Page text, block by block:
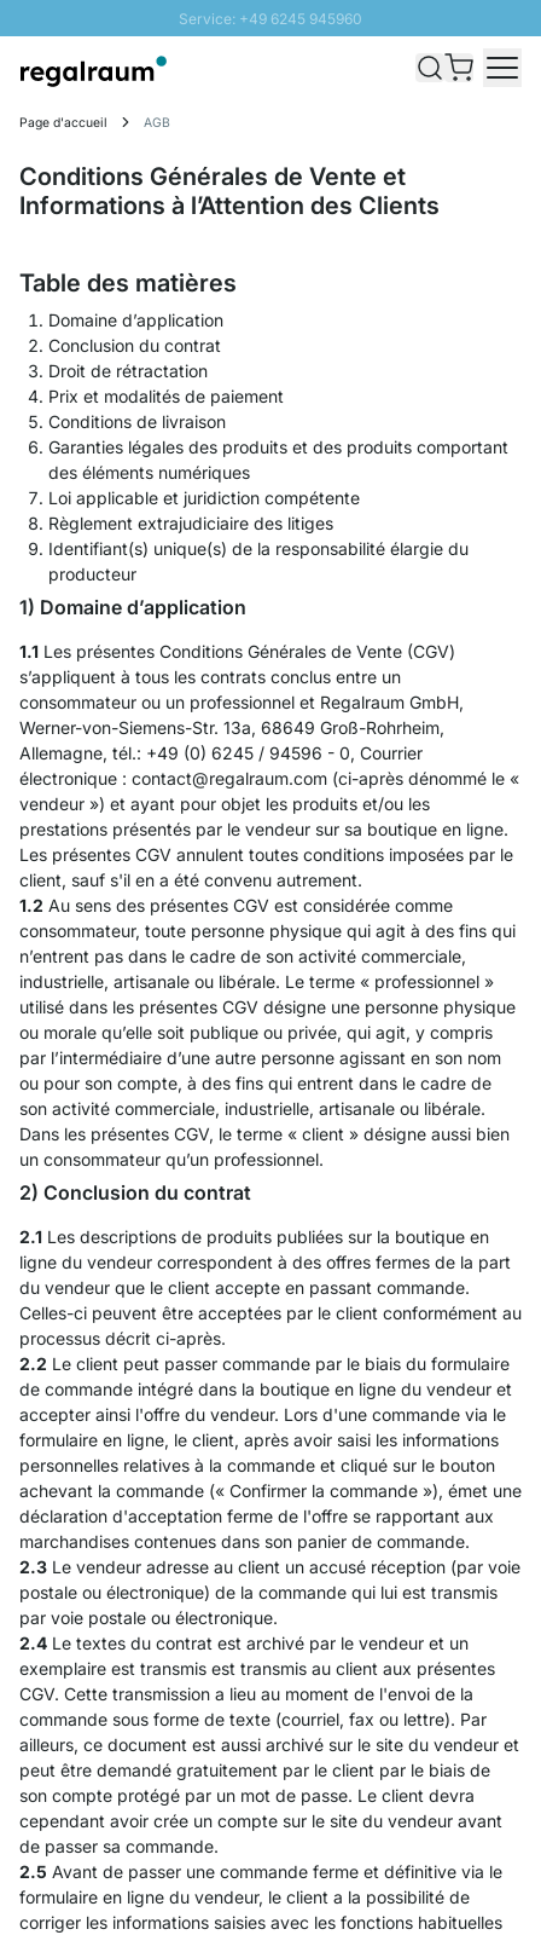
Service: +49 6245 945960
Livraison rapide - Livraison gratuite dès 100€
PROMO SOLEIL: Jusqu'à 20% de remise
Page d'accueil AGB
Conditions Générales de Vente et
Informations à l’Attention des Clients
Table des matières
Domaine d’application
Conclusion du contrat
Droit de rétractation
Prix et modalités de paiement
Conditions de livraison
Garanties légales des produits et des produits comportant
des éléments numériques
Loi applicable et juridiction compétente
Règlement extrajudiciaire des litiges
Identifiant(s) unique(s) de la responsabilité élargie du
producteur
1) Domaine d’application
1.1 Les présentes Conditions Générales de Vente (CGV)
s’appliquent à tous les contrats conclus entre un
consommateur ou un professionnel et Regalraum GmbH,
Werner-von-Siemens-Str. 13a, 68649 Groß-Rohrheim,
Allemagne, tél.: +49 (0) 6245 / 94596 - 0, Courrier
électronique : contact@regalraum.com (ci-après dénommé le «
vendeur ») et ayant pour objet les produits et/ou les
prestations présentés par le vendeur sur sa boutique en ligne.
Les présentes CGV annulent toutes conditions imposées par le
client, sauf s'il en a été convenu autrement.
1.2 Au sens des présentes CGV est considérée comme
consommateur, toute personne physique qui agit à des fins qui
n’entrent pas dans le cadre de son activité commerciale,
industrielle, artisanale ou libérale. Le terme « professionnel »
utilisé dans les présentes CGV désigne une personne physique
ou morale qu’elle soit publique ou privée, qui agit, y compris
par l’intermédiaire d’une autre personne agissant en son nom
ou pour son compte, à des fins qui entrent dans le cadre de
son activité commerciale, industrielle, artisanale ou libérale.
Dans les présentes CGV, le terme « client » désigne aussi bien
un consommateur qu’un professionnel.
2) Conclusion du contrat
2.1 Les descriptions de produits publiées sur la boutique en
ligne du vendeur correspondent à des offres fermes de la part
du vendeur que le client accepte en passant commande.
Celles-ci peuvent être acceptées par le client conformément au
processus décrit ci-après.
2.2 Le client peut passer commande par le biais du formulaire
de commande intégré dans la boutique en ligne du vendeur et
accepter ainsi l'offre du vendeur. Lors d'une commande via le
formulaire en ligne, le client, après avoir saisi les informations
personnelles relatives à la commande et cliqué sur le bouton
achevant la commande (« Confirmer la commande »), émet une
déclaration d'acceptation ferme de l'offre se rapportant aux
marchandises contenues dans son panier de commande.
2.3 Le vendeur adresse au client un accusé réception (par voie
postale ou électronique) de la commande qui lui est transmis
par voie postale ou électronique.
2.4 Le textes du contrat est archivé par le vendeur et un
exemplaire est transmis est transmis au client aux présentes
CGV. Cette transmission a lieu au moment de l'envoi de la
commande sous forme de texte (courriel, fax ou lettre). Par
ailleurs, ce document est aussi archivé sur le site du vendeur et
peut être demandé gratuitement par le client par le biais de
son compte protégé par un mot de passe. Le client devra
cependant avoir crée un compte sur le site du vendeur avant
de passer sa commande.
2.5 Avant de passer une commande ferme et définitive via le
formulaire en ligne du vendeur, le client a la possibilité de
corriger les informations saisies avec les fonctions habituelles